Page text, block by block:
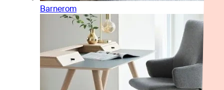
Barnerom